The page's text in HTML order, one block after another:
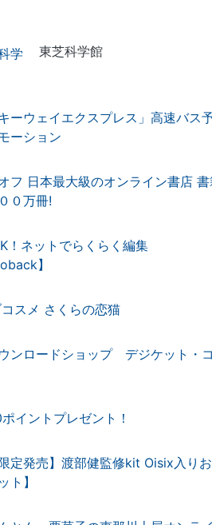
東芝科学館
キーウェイエクスプレス」高速バス
ーション
フ 日本最大級のオンライン書店
０万冊!
！ネットでらくらく編集
】
スメ さくらの恋猫
ンロードショップ デジケット・コ
イントプレゼント！
限定発売】渡部健監修kit Oisix入り
ト】